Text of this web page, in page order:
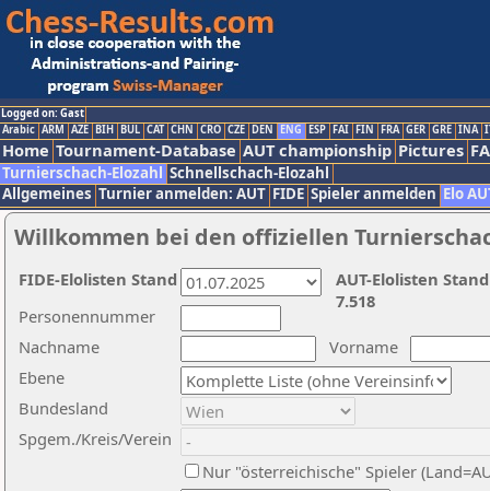
Logged on: Gast
Arabic ARM AZE BIH BUL CAT CHN CRO CZE DEN ENG ESP FAI FIN FRA GER GRE INA
Home Tournament-Database AUT championship Pictures
Turnierschach-Elozahl Schnellschach-Elozahl
Allgemeines Turnier anmelden: AUT FIDE Spieler anmelden Elo
Willkommen bei den offiziellen
Nachname
Vorname
Ebene
Personennummer
Bundesland
Spgem./Kreis/Verein
Nur "österreichische" Spieler
AUT-Elolisten
7.518
FIDE-Elolisten Stand